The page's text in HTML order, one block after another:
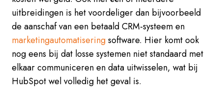
uitbreidingen is het voordeliger dan bijvoorbeeld
de aanschaf van een betaald CRM-systeem en
marketingautomatiseringsoftware. Hier komt ook
nog eens bij dat losse systemen niet standaard met
elkaar communiceren en data uitwisselen, wat bij
HubSpot wel volledig het geval is.